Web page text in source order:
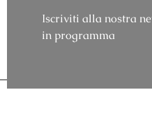
Iscriviti alla nostra
in programma